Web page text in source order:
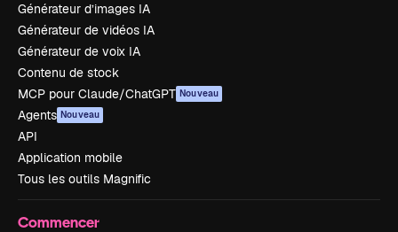
Générateur d’images IA
Générateur de vidéos IA
Générateur de voix IA
Contenu de stock
MCP pour Claude/ChatGPT Nouveau
Agents Nouveau
API
Application mobile
Tous les outils Magnific
Commencer